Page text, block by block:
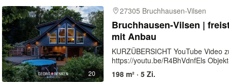
20
27305 Bruchhausen-Vilsen
Bruchhausen-Vilsen |
mit Anbau
KURZÜBERSICHT YouTube Video
https://youtu.be/R4BhVdnfEls
198 m² · 5 Zi.